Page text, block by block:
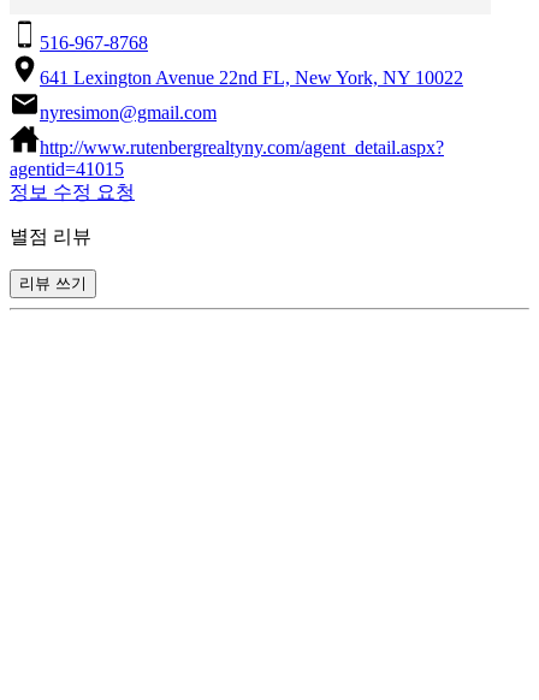
516-967-8768
641 Lexington Avenue 22nd FL, New York, NY 10022
nyresimon@gmail.com
http://www.rutenbergrealtyny.com/agent_detail.aspx?
agentid=41015
정보 수정 요청
별점 리뷰
리뷰 쓰기